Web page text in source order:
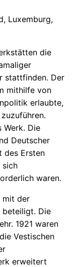
Luxemburg,
die
stattfinden. Der
mithilfe von
erlaubte,
Werk. Die
Deutscher
des Ersten
sich
waren.
mit der
beteiligt. Die
1921 waren
Vestischen
erweitert